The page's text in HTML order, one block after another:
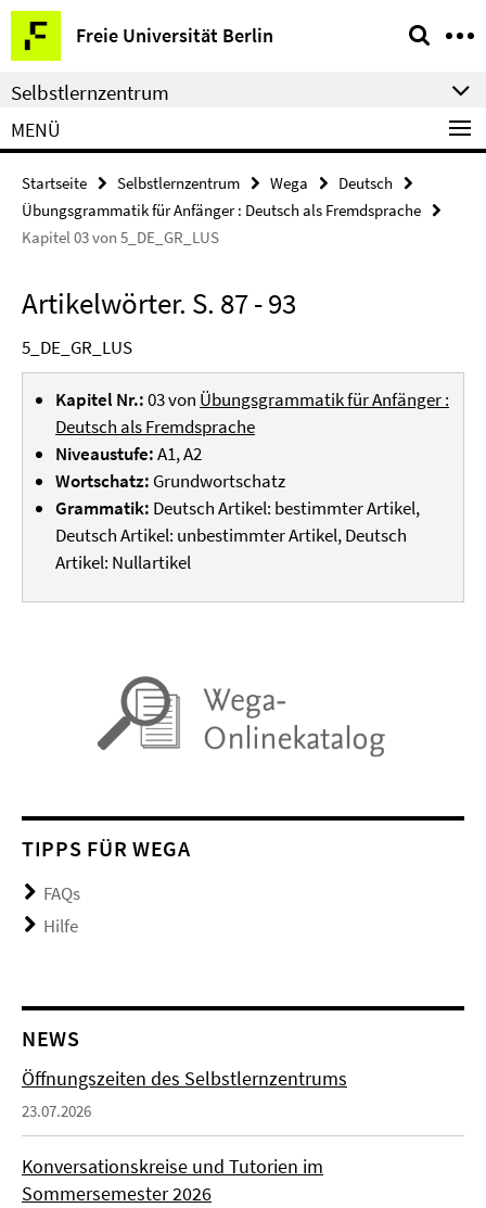
Springe
direkt
zu
Inhalt
Freie Universität Berlin
Service-
Navigation
Selbstlernzentrum
MENÜ
Startseite Selbstlernzentrum Wega
Deutsch
Übungsgrammatik für Anfänger : Deutsch als Fremdsprache
Kapitel 03 von 5_DE_GR_LUS
Artikelwörter. S. 87 - 93
5_DE_GR_LUS
Kapitel Nr.:03 von Übungsgrammatik für Anfänger :
Deutsch als Fremdsprache
Niveaustufe:A1, A2
Wortschatz: Grundwortschatz
Grammatik: Deutsch Artikel: bestimmter Artikel,
Deutsch Artikel: unbestimmter Artikel, Deutsch
Artikel: Nullartikel
TIPPS FÜR WEGA
FAQs
Hilfe
NEWS
Öffnungszeiten des Selbstlernzentrums
23.07.2026
Konversationskreise und Tutorien im
Sommersemester 2026